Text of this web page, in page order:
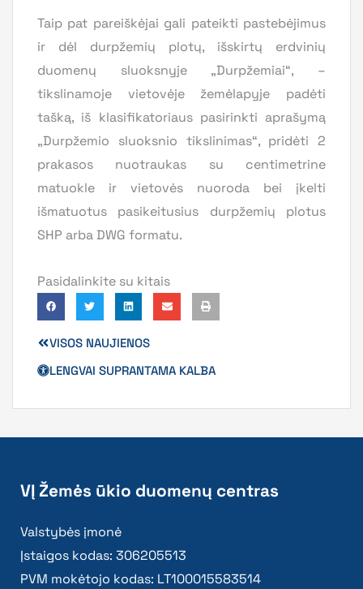
Taip pat pareiškėjai gali pateikti pastebėjimus
ir dėl durpžemių plotų, išskirtų erdvinių
duomenų sluoksnyje „Durpžemiai“, –
tikslinamoje vietovėje žemėlapyje padėti
tašką, iš klasifikatoriaus pasirinkti aprašymą
„Durpžemio sluoksnio tikslinimas“, pridėti 2
prakasos nuotraukas su centimetrine
matuokle ir vietovės nuoroda bei įkelti
išmatuotus pasikeitusius durpžemių plotus
SHP arba DWG formatu.
Pasidalinkite su kitais
VISOS NAUJIENOS
LENGVAI SUPRANTAMA KALBA
VĮ Žemės ūkio duomenų centras
Valstybės įmonė
Įstaigos kodas: 306205513
PVM mokėtojo kodas: LT100015583514